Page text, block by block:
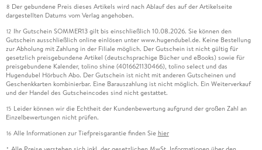
8 Der gebundene Preis dieses Artikels wird nach Ablauf des auf der Artikelseite
dargestellten Datums vom Verlag angehoben.
12 Ihr Gutschein SOMMER13 gilt bis einschließlich 10.08.2026. Sie können den
Gutschein ausschließlich online einlösen unter www.hugendubel.de. Keine Bestellung
zur Abholung mit Zahlung in der Filiale möglich. Der Gutschein ist nicht gültig für
gesetzlich preisgebundene Artikel (deutschsprachige Bücher und eBooks) sowie für
preisgebundene Kalender, tolino shine (4016621130466), tolino select und das
Hugendubel Hörbuch Abo. Der Gutschein ist nicht mit anderen Gutscheinen und
Geschenkkarten kombinierbar. Eine Barauszahlung ist nicht möglich. Ein Weiterverkauf
und der Handel des Gutscheincodes sind nicht gestattet.
15 Leider können wir die Echtheit der Kundenbewertung aufgrund der großen Zahl an
Einzelbewertungen nicht prüfen.
16 Alle Informationen zur Tiefpreisgarantie finden Sie hier